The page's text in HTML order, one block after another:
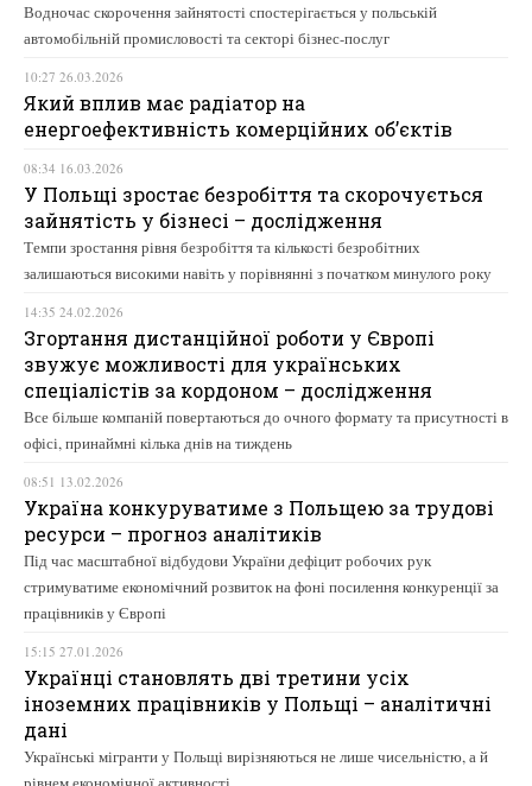
Водночас скорочення зайнятості спостерігається у польській
автомобільній промисловості та секторі бізнес-послуг
10:27 26.03.2026
Який вплив має радіатор на
енергоефективність комерційних об’єктів
08:34 16.03.2026
У Польщі зростає безробіття та скорочується
зайнятість у бізнесі – дослідження
Темпи зростання рівня безробіття та кількості безробітних
залишаються високими навіть у порівнянні з початком минулого року
14:35 24.02.2026
Згортання дистанційної роботи у Європі
звужує можливості для українських
спеціалістів за кордоном – дослідження
Все більше компаній повертаються до очного формату та присутності в
офісі, принаймні кілька днів на тиждень
08:51 13.02.2026
Україна конкуруватиме з Польщею за трудові
ресурси – прогноз аналітиків
Під час масштабної відбудови України дефіцит робочих рук
стримуватиме економічний розвиток на фоні посилення конкуренції за
працівників у Європі
15:15 27.01.2026
Українці становлять дві третини усіх
іноземних працівників у Польщі – аналітичні
дані
Українські мігранти у Польщі вирізняються не лише чисельністю, а й